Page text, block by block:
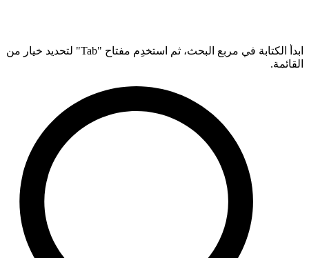
ابدأ الكتابة في مربع البحث، ثم استخدِم مفتاح "Tab" لتحديد خيار من
القائمة.